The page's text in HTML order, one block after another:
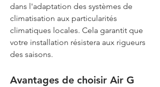
dans l'adaptation des systèmes de
climatisation aux particularités
climatiques locales. Cela garantit que
votre installation résistera aux rigueurs
des saisons.
Avantages de choisir Air G